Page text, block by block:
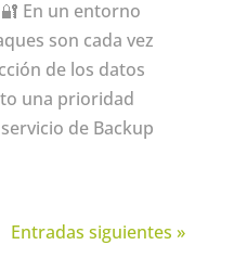
En un entorno
son cada vez
de los datos
una prioridad
de Backup
Entradas siguientes »